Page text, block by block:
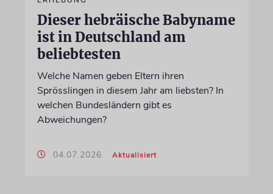
Dieser hebräische Babyname
ist in Deutschland am
beliebtesten
Welche Namen geben Eltern ihren
Sprösslingen in diesem Jahr am liebsten? In
welchen Bundesländern gibt es
Abweichungen?
04.07.2026 Aktualisiert